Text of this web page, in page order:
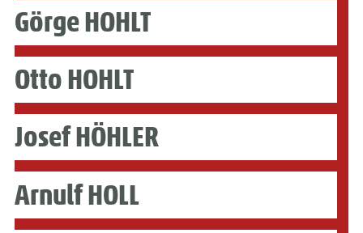
Görge HOHLT
Otto HOHLT
Josef HÖHLER
Arnulf HOLL